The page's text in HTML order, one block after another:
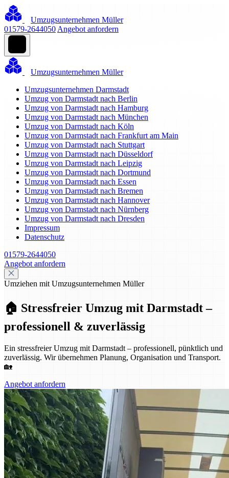
Umzugsunternehmen Müller
01579-2644050 Angebot anfordern
Umzugsunternehmen Müller
Umzugsunternehmen Darmstadt
Umzug von Darmstadt nach Berlin
Umzug von Darmstadt nach Hamburg
Umzug von Darmstadt nach München
Umzug von Darmstadt nach Köln
Umzug von Darmstadt nach Frankfurt am Main
Umzug von Darmstadt nach Stuttgart
Umzug von Darmstadt nach Düsseldorf
Umzug von Darmstadt nach Leipzig
Umzug von Darmstadt nach Dortmund
Umzug von Darmstadt nach Essen
Umzug von Darmstadt nach Bremen
Umzug von Darmstadt nach Hannover
Umzug von Darmstadt nach Nürnberg
Umzug von Darmstadt nach Dresden
Impressum
Datenschutz
01579-2644050
Angebot anfordern
Umziehen mit Umzugsunternehmen Müller
🏠 Stressfreier Umzug mit Darmstadt –
professionell & zuverlässig
Ein stressfreier Umzug mit Darmstadt – professionell, pünktlich und
zuverlässig. Wir übernehmen Planung, Organisation und Transport.
🏡
Angebot anfordern